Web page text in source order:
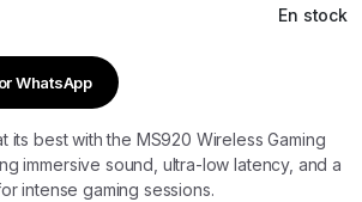
En stock
WhatsApp
its best with the MS920 Wireless Gaming
immersive sound, ultra-low latency, and a
intense gaming sessions.